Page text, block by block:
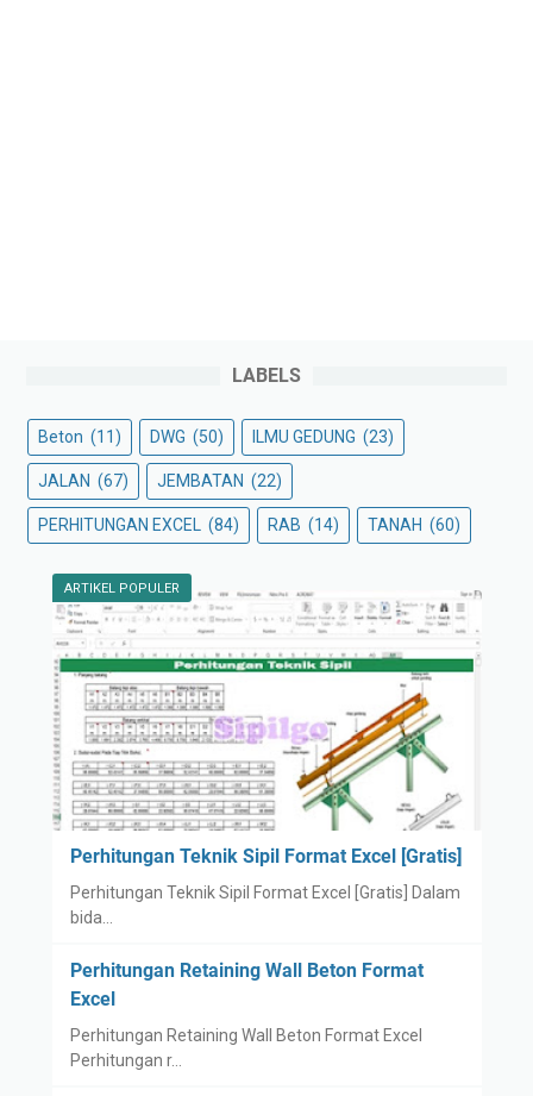
LABELS
Beton (11) DWG (50) ILMU GEDUNG (23)
JALAN (67) JEMBATAN (22)
PERHITUNGAN EXCEL (84) RAB (14) TANAH (60)
ARTIKEL POPULER
Perhitungan Teknik Sipil Format Excel [Gratis]
Perhitungan Teknik Sipil Format Excel [Gratis] Dalam
bida…
Perhitungan Retaining Wall Beton Format
Excel
Perhitungan Retaining Wall Beton Format Excel
Perhitungan r…